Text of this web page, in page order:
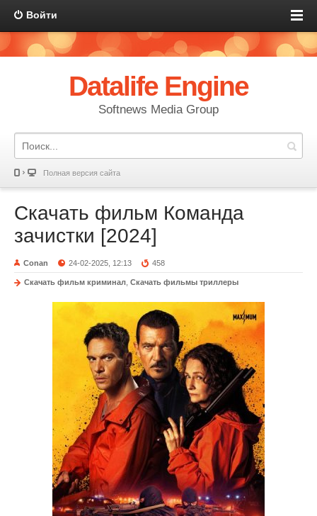
Войти
Datalife Engine
Softnews Media Group
Полная версия сайта
Скачать фильм Команда
зачистки [2024]
Conan 24-02-2025, 12:13 458
Скачать фильм криминал Скачать фильмы триллеры